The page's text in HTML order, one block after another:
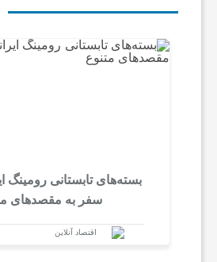
بسته‌های تابستانی رومینگ
سفر به مقصدهای
اقتصاد آنلاین